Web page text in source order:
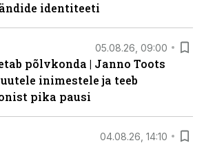
identiteeti
05.08.26, 09:00
põlvkonda | Janno Toots
inimestele ja teeb
pika pausi
04.08.26, 14:10